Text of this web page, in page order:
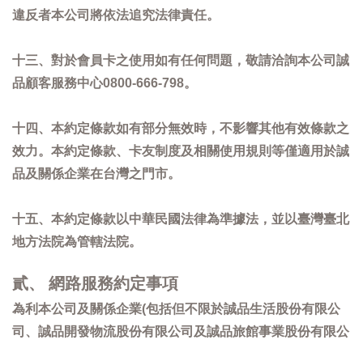
違反者本公司將依法追究法律責任。
十三、對於會員卡之使用如有任何問題，敬請洽詢本公司誠
品顧客服務中心0800-666-798。
十四、本約定條款如有部分無效時，不影響其他有效條款之
效力。本約定條款、卡友制度及相關使用規則等僅適用於誠
品及關係企業在台灣之門市。
十五、本約定條款以中華民國法律為準據法，並以臺灣臺北
地方法院為管轄法院。
貳、 網路服務約定事項
為利本公司及關係企業(包括但不限於誠品生活股份有限公
司、誠品開發物流股份有限公司及誠品旅館事業股份有限公